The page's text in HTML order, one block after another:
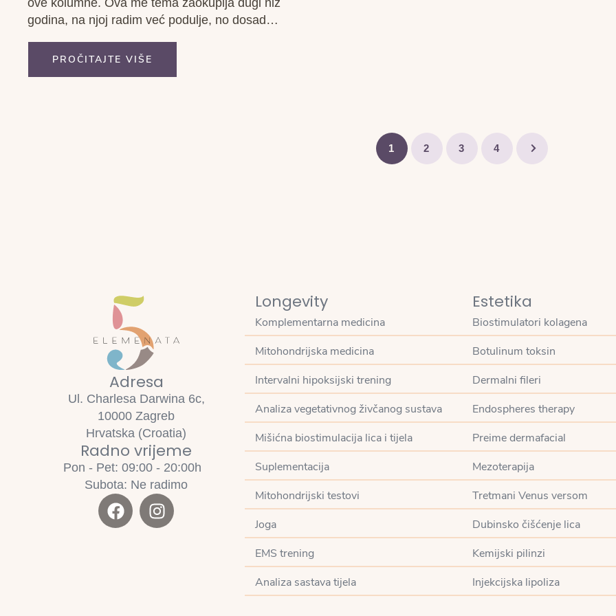
godina, na njoj radim već podulje, no dosad
moj centar, Koncept 5 elemenata, u biti
PROČITAJTE VIŠE
1 2 3 4
Adresa
Ul. Charlesa Darwina 6c,
10000 Zagreb
Hrvatska (Croatia)
Radno vrijeme
Pon - Pet: 09:00 - 20:00h
Subota: Ne radimo
Longevity
Komplementarna medicina
Mitohondrijska medicina
Intervalni hipoksijski trening
Analiza vegetativnog živčanog sustava
Mišićna biostimulacija lica i tijela
Suplementacija
Mitohondrijski testovi
Joga
EMS trening
Analiza sastava tijela
Estetika
Biostimulatori kolagena
Botulinum toksin
Dermalni fileri
Endospheres therapy
Preime dermafacial
Mezoterapija
Tretmani Venus versom
Dubinsko čišćenje lica
Kemijski pilinzi
Injekcijska lipoliza